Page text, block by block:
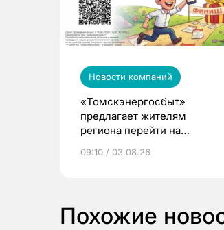
Новости компаний
«Томскэнергосбыт»
предлагает жителям
региона перейти на
выиграть призы
09:10 / 03.08.26
Похожие